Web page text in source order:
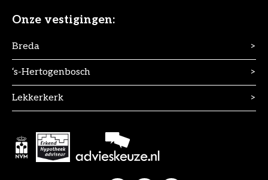
Onze vestigingen:
Breda >
‘s-Hertogenbosch >
Lekkerkerk >